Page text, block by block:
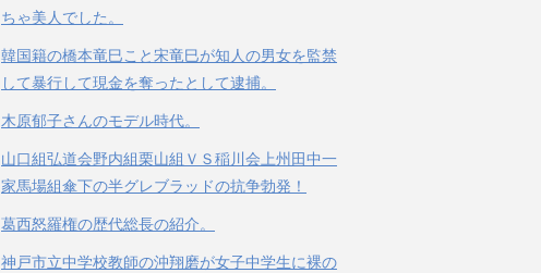
ちゃ美人でした。
韓国籍の橋本竜巳こと宋竜巳が知人の男女を監禁
して暴行して現金を奪ったとして逮捕。
木原郁子さんのモデル時代。
山口組弘道会野内組栗山組ＶＳ稲川会上州田中一
家馬場組傘下の半グレブラッドの抗争勃発！
葛西怒羅権の歴代総長の紹介。
神戸市立中学校教師の沖翔磨が女子中学生に裸の